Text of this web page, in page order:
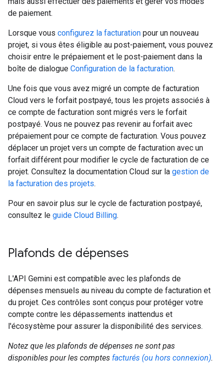
de paiement.
Lorsque vous configurez la facturation pour un nouveau
projet, si vous êtes éligible au post-paiement, vous pouvez
choisir entre le prépaiement et le post-paiement dans la
boîte de dialogue Configuration de la facturation.
Une fois que vous avez migré un compte de facturation
Cloud vers le forfait postpayé, tous les projets associés à
ce compte de facturation sont migrés vers le forfait
postpayé. Vous ne pouvez pas revenir au forfait avec
prépaiement pour ce compte de facturation. Vous pouvez
déplacer un projet vers un compte de facturation avec un
forfait différent pour modifier le cycle de facturation de ce
projet. Consultez la documentation Cloud sur la gestion de
la facturation des projets.
Pour en savoir plus sur le cycle de facturation postpayé,
consultez le guide Cloud Billing.
Plafonds de dépenses
L'API Gemini est compatible avec les plafonds de
dépenses mensuels au niveau du compte de facturation et
du projet. Ces contrôles sont conçus pour protéger votre
compte contre les dépassements inattendus et
l'écosystème pour assurer la disponibilité des services.
Notez que les plafonds de dépenses ne sont pas
disponibles pour les comptes facturés (ou hors connexion).